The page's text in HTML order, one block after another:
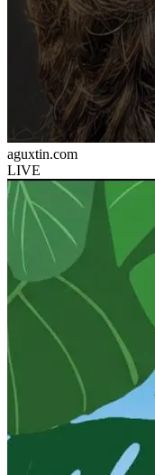
aguxtin.com
LIVE